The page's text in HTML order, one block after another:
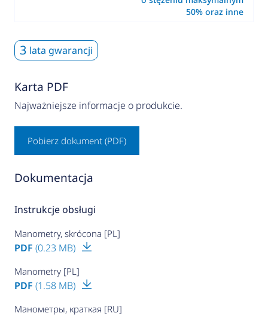
50% oraz inne
3 lata gwarancji
Karta PDF
Najważniejsze informacje o produkcie.
Pobierz dokument (PDF)
Dokumentacja
Instrukcje obsługi
Manometry, skrócona [PL]
PDF (0.23 MB)
Manometry [PL]
PDF (1.58 MB)
Манометры, краткая [RU]